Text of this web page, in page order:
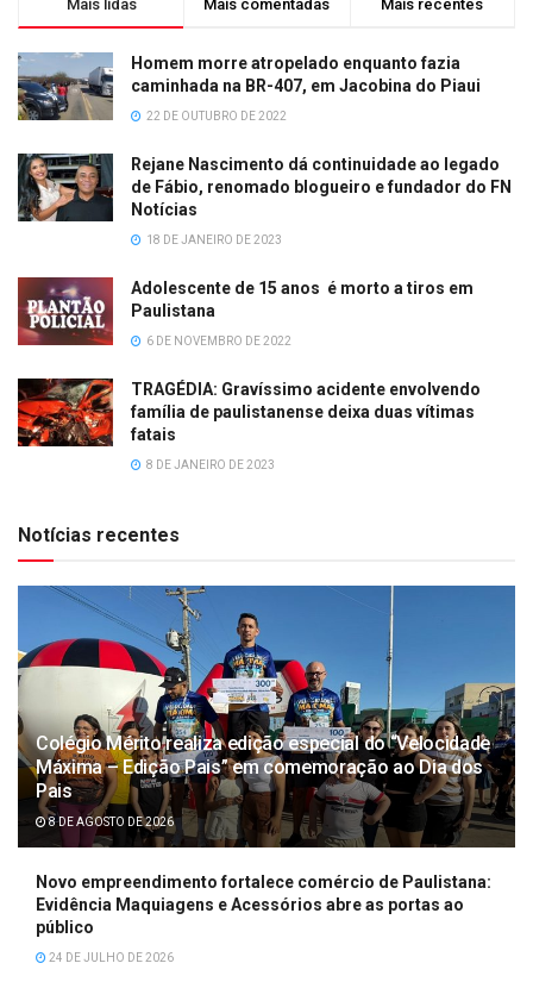
Mais lidas Mais comentadas Mais recentes
Homem morre atropelado enquanto fazia
caminhada na BR-407, em Jacobina do Piaui
22 DE OUTUBRO DE 2022
Rejane Nascimento dá continuidade ao legado
de Fábio, renomado blogueiro e fundador do FN
Notícias
18 DE JANEIRO DE 2023
Adolescente de 15 anos é morto a tiros em
Paulistana
6 DE NOVEMBRO DE 2022
TRAGÉDIA: Gravíssimo acidente envolvendo
família de paulistanense deixa duas vítimas
fatais
8 DE JANEIRO DE 2023
Notícias recentes
Colégio Mérito realiza edição especial do “Velocidade
Máxima – Edição Pais” em comemoração ao Dia dos
Pais
8 DE AGOSTO DE 2026
Novo empreendimento fortalece comércio de Paulistana:
Evidência Maquiagens e Acessórios abre as portas ao
público
24 DE JULHO DE 2026